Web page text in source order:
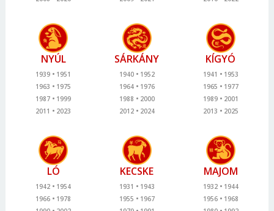
NYÚL
1939
1951
1963
1975
1987
1999
2011
2023
SÁRKÁNY
1940
1952
1964
1976
1988
2000
2012
2024
KÍGYÓ
1941
1953
1965
1977
1989
2001
2013
2025
LÓ
1942
1954
1966
1978
KECSKE
1931
1943
1955
1967
MAJOM
1932
1944
1956
1968